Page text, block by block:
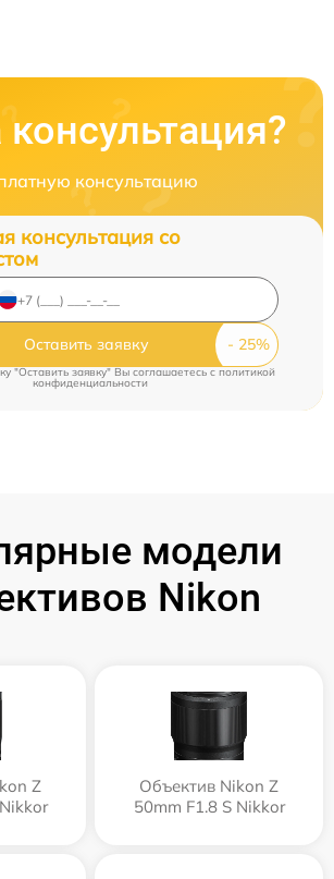
консультацию
консультация со
Оставить заявку
"Оставить заявку" Вы соглашаетесь cполитикой
конфиденциальности
модели
Nikon
Z
Объектив Nikon Z
50mm F1.8 S Nikkor